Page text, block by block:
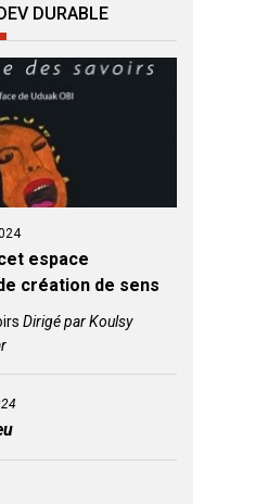
DURABLE
espace
création de sens
Dirigé par Koulsy